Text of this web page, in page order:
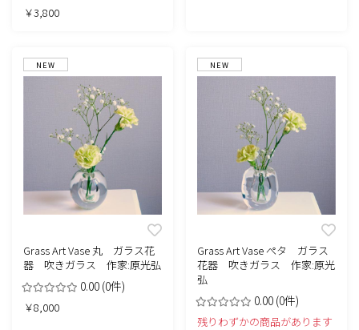
￥3,800
NEW
Grass Art Vase 丸 ガラス花
器 吹きガラス 作家:原光弘
0.00 (0件)
￥8,000
NEW
Grass Art Vase ぺタ ガラス
花器 吹きガラス 作家:原光
弘
0.00 (0件)
残りわずかの商品があります